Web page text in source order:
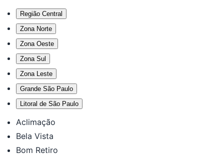
Região Central
Zona Norte
Zona Oeste
Zona Sul
Zona Leste
Grande São Paulo
Litoral de São Paulo
Aclimação
Bela Vista
Bom Retiro